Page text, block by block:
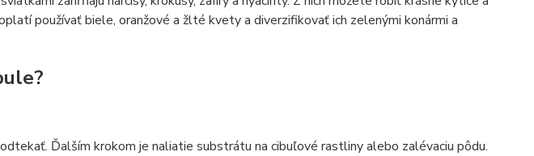
používať biele, oranžové a žlté kvety a diverzifikovať ich zelenými konármi a
Ďalším krokom je naliatie substrátu na cibuľové rastliny alebo zalévaciu pôdu.